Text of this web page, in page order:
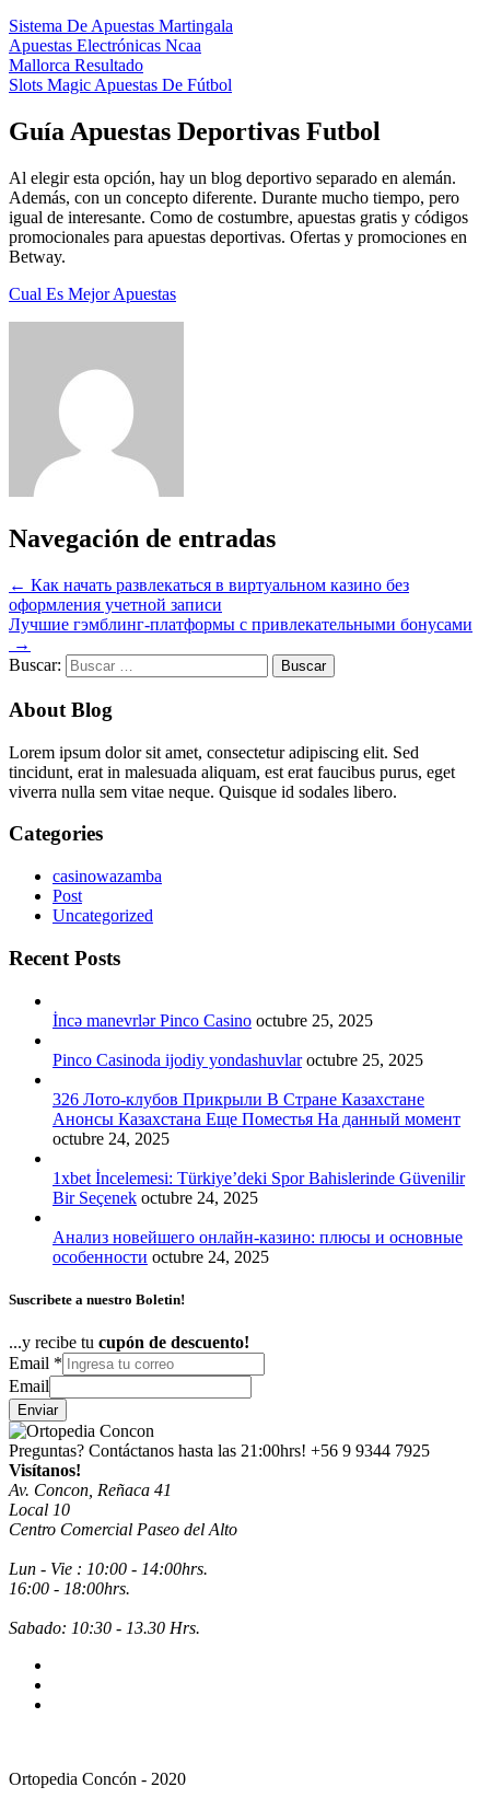
Sistema De Apuestas Martingala
Apuestas Electrónicas Ncaa
Mallorca Resultado
Slots Magic Apuestas De Fútbol
Guía Apuestas Deportivas Futbol
Al elegir esta opción, hay un blog deportivo separado en alemán.
Además, con un concepto diferente. Durante mucho tiempo, pero
igual de interesante. Como de costumbre, apuestas gratis y códigos
promocionales para apuestas deportivas. Ofertas y promociones en
Betway.
Cual Es Mejor Apuestas
Navegación de entradas
← Как начать развлекаться в виртуальном казино без
оформления учетной записи
Лучшие гэмблинг-платформы с привлекательными бонусами
→
Buscar:
About Blog
Lorem ipsum dolor sit amet, consectetur adipiscing elit. Sed
tincidunt, erat in malesuada aliquam, est erat faucibus purus, eget
viverra nulla sem vitae neque. Quisque id sodales libero.
Categories
casinowazamba
Post
Uncategorized
Recent Posts
İncə manevrlər Pinco Casino octubre 25, 2025
Pinco Casinoda ijodiy yondashuvlar octubre 25, 2025
326 Лото-клубов Прикрыли В Стране Казахстане
Анонсы Казахстана Еще Поместья На данный момент
octubre 24, 2025
1xbet İncelemesi: Türkiye’deki Spor Bahislerinde Güvenilir
Bir Seçenek octubre 24, 2025
Анализ новейшего онлайн-казино: плюсы и основные
особенности octubre 24, 2025
Suscribete a nuestro Boletin!
...y recibe tu cupón de descuento!
Email *
Email
Enviar
Preguntas? Contáctanos hasta las 21:00hrs! +56 9 9344 7925
Visítanos!
Av. Concon, Reñaca 41
Local 10
Centro Comercial Paseo del Alto
Lun - Vie : 10:00 - 14:00hrs.
16:00 - 18:00hrs.
Sabado: 10:30 - 13.30 Hrs.
Ortopedia Concón - 2020